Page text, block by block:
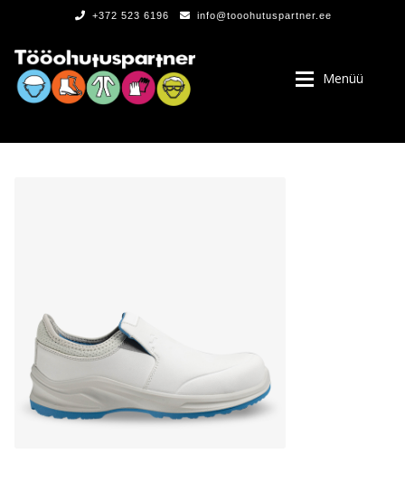
+372 523 6196 info@tooohutuspartner.ee
Menüü